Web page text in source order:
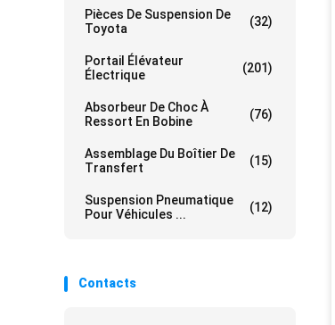
Pièces De Suspension De
Toyota
(32)
Portail Élévateur
Électrique
(201)
Absorbeur De Choc À
Ressort En Bobine
(76)
Assemblage Du Boîtier De
Transfert
(15)
Suspension Pneumatique
Pour Véhicules ...
(12)
Contacts